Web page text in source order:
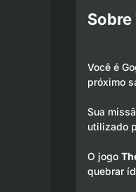
Você é
próximo
Sua
utilizado
O jogo
quebrar